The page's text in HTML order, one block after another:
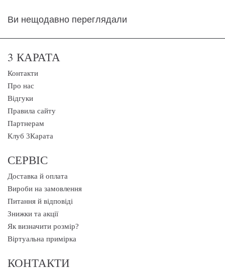
Ви нещодавно переглядали
3 КАРАТА
Контакти
Про нас
Відгуки
Правила сайту
Партнерам
Клуб 3Карата
СЕРВІС
Доставка й оплата
Вироби на замовлення
Питання й відповіді
Знижки та акції
Як визначити розмір?
Віртуальна примірка
КОНТАКТИ